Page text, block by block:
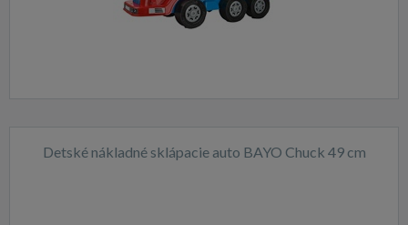
Detské nákladné sklápacie auto BAYO Chuck 49 cm